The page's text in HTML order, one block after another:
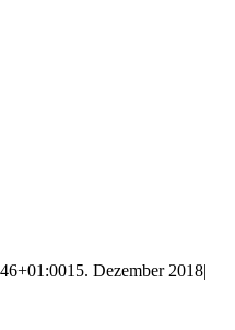
15. Dezember 2018|